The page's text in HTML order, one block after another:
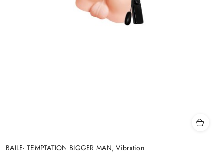
BAILE- TEMPTATION BIGGER MAN, Vibration